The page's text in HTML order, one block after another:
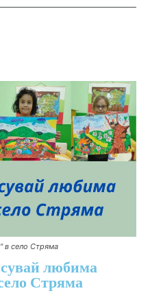
в село Стряма
любима
Стряма